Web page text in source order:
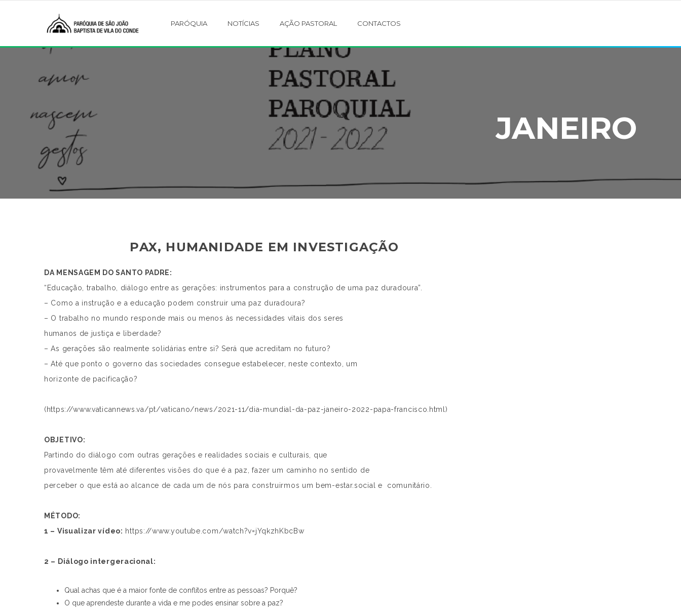
PARÓQUIA NOTÍCIAS AÇÃO PASTORAL CONTACTOS
JANEIRO
PAX, HUMANIDADE EM INVESTIGAÇÃO
DA MENSAGEM DO SANTO PADRE:
“Educação, trabalho, diálogo entre as gerações: instrumentos para a construção de uma paz duradoura”.
– Como a instrução e a educação podem construir uma paz duradoura?
– O trabalho no mundo responde mais ou menos às necessidades vitais dos seres
humanos de justiça e liberdade?
– As gerações são realmente solidárias entre si? Será que acreditam no futuro?
– Até que ponto o governo das sociedades consegue estabelecer, neste contexto, um
horizonte de pacificação?
(https://www.vaticannews.va/pt/vaticano/news/2021-11/dia-mundial-da-paz-janeiro-2022-papa-francisco.html)
OBJETIVO:
Partindo do diálogo com outras gerações e realidades sociais e culturais, que
provavelmente têm até diferentes visões do que é a paz, fazer um caminho no sentido de
perceber o que está ao alcance de cada um de nós para construirmos um bem-estar.social e comunitário.
MÉTODO:
1 – Visualizar vídeo: https://www.youtube.com/watch?v=jYqkzhKbcBw
2 – Diálogo intergeracional:
Qual achas que é a maior fonte de conflitos entre as pessoas? Porquê?
O que aprendeste durante a vida e me podes ensinar sobre a paz?